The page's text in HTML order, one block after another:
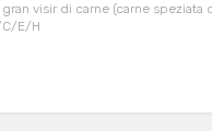
visir di carne (carne
E/H